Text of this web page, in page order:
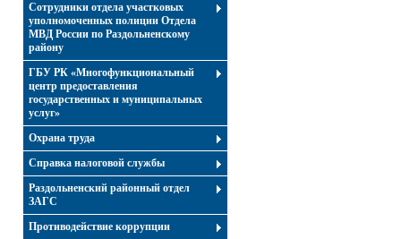
Сотрудники отдела участковых
уполномоченных полиции Отдела
МВД России по Раздольненскому
району
ГБУ РК «Многофункциональный
центр предоставления
государственных и муниципальных
услуг»
Охрана труда
Справка налоговой службы
Раздольненский районный отдел
ЗАГС
Противодействие коррупции